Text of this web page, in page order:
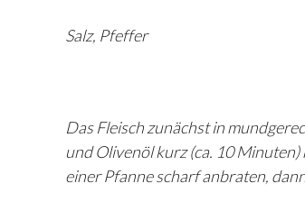
Salz, Pfeffer
Das Fleisch zunächst in
und Olivenöl kurz (ca. 10
einer Pfanne scharf anbraten,